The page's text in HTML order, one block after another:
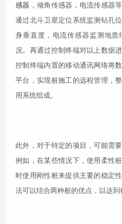
感器 ，倾角传感器，电流传感器
通过北斗卫星定位系统监测钻孔
身垂直度，电流传感器监测地
况。再通过控制终端对以上数据
控制终端内置的移动通讯网络将
平台，实现桩施工的远程管理，
用系统组成。
此外，对于特定的项目，可能需
例如，在某些情况下，使用柔性
时使用刚性桩来提供主要的稳定
法可以结合两种桩的优点，以达到